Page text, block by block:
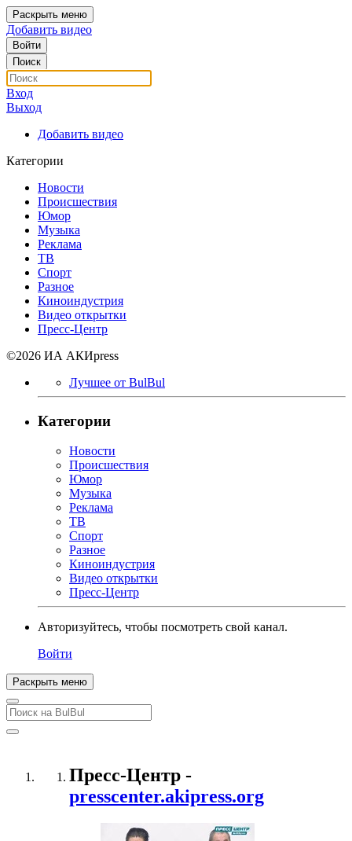
Раскрыть меню
Добавить видео
Войти
Поиск
Вход
Выход
Добавить видео
Категории
Новости
Происшествия
Юмор
Музыка
Реклама
ТВ
Спорт
Разное
Киноиндустрия
Видео открытки
Пресс-Центр
©2026 ИА АКИpress
Лучшее от BulBul
Категории
Новости
Происшествия
Юмор
Музыка
Реклама
ТВ
Спорт
Разное
Киноиндустрия
Видео открытки
Пресс-Центр
Авторизуйтесь, чтобы посмотреть свой канал.
Войти
Раскрыть меню
Пресс-Центр -
presscenter.akipress.org